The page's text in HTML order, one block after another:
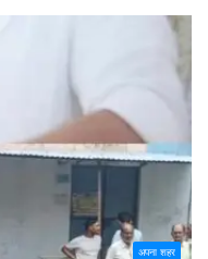
अपना शहर